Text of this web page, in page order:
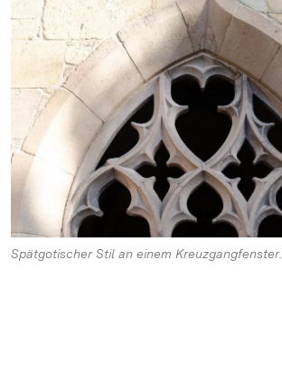
Spätgotischer Stil an einem Kreuzgangfenster.